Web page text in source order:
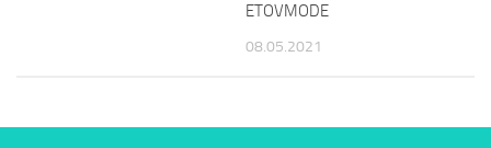
ETOVMODE
08.05.2021